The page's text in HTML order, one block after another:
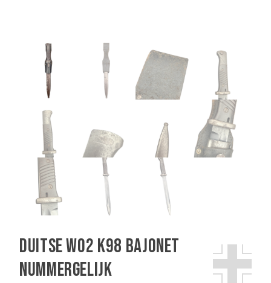
Duitse WO2 K98 bajonet
nummergelijk